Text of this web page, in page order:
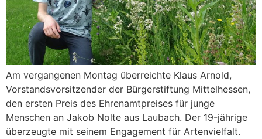
Am vergangenen Montag überreichte Klaus Arnold,
Vorstandsvorsitzender der Bürgerstiftung Mittelhessen,
den ersten Preis des Ehrenamtpreises für junge
Menschen an Jakob Nolte aus Laubach. Der 19-jährige
überzeugte mit seinem Engagement für Artenvielfalt.